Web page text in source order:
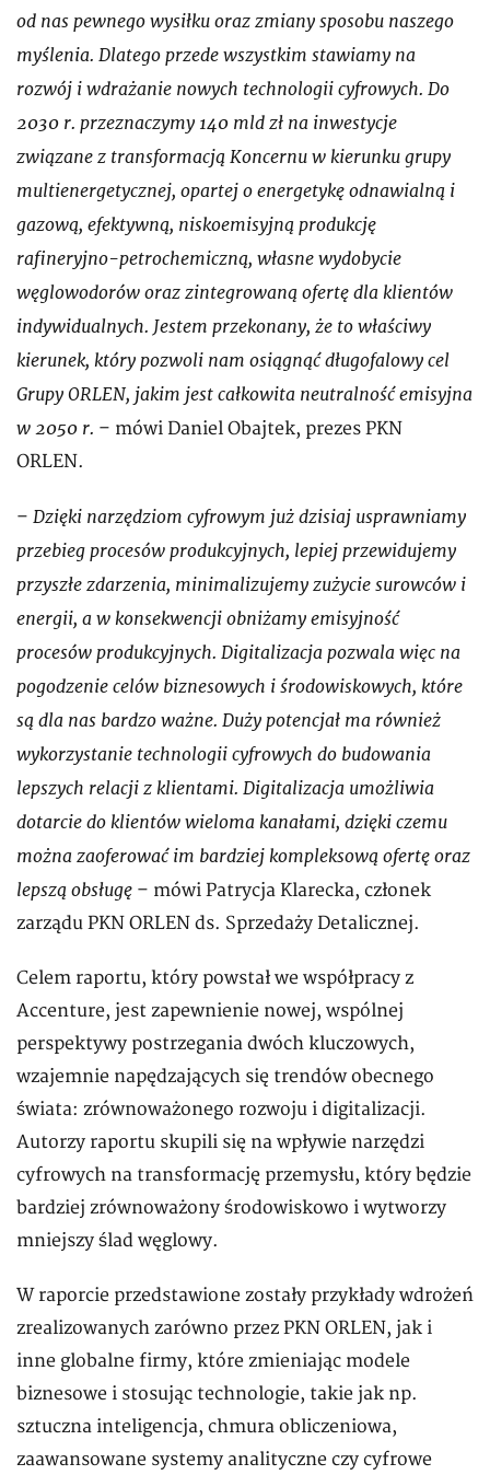
od nas pewnego wysiłku oraz zmiany sposobu naszego
myślenia. Dlatego przede wszystkim stawiamy na
rozwój i wdrażanie nowych technologii cyfrowych. Do
2030 r. przeznaczymy 140 mld zł na inwestycje
związane z transformacją Koncernu w kierunku grupy
multienergetycznej, opartej o energetykę odnawialną i
gazową, efektywną, niskoemisyjną produkcję
rafineryjno-petrochemiczną, własne wydobycie
węglowodorów oraz zintegrowaną ofertę dla klientów
indywidualnych. Jestem przekonany, że to właściwy
kierunek, który pozwoli nam osiągnąć długofalowy cel
Grupy ORLEN, jakim jest całkowita neutralność emisyjna
w 2050 r. – mówi Daniel Obajtek, prezes PKN
ORLEN.
– Dzięki narzędziom cyfrowym już dzisiaj usprawniamy
przebieg procesów produkcyjnych, lepiej przewidujemy
przyszłe zdarzenia, minimalizujemy zużycie surowców i
energii, a w konsekwencji obniżamy emisyjność
procesów produkcyjnych. Digitalizacja pozwala więc na
pogodzenie celów biznesowych i środowiskowych, które
są dla nas bardzo ważne. Duży potencjał ma również
wykorzystanie technologii cyfrowych do budowania
lepszych relacji z klientami. Digitalizacja umożliwia
dotarcie do klientów wieloma kanałami, dzięki czemu
można zaoferować im bardziej kompleksową ofertę oraz
lepszą obsługę – mówi Patrycja Klarecka, członek
zarządu PKN ORLEN ds. Sprzedaży Detalicznej.
Celem raportu, który powstał we współpracy z
Accenture, jest zapewnienie nowej, wspólnej
perspektywy postrzegania dwóch kluczowych,
wzajemnie napędzających się trendów obecnego
świata: zrównoważonego rozwoju i digitalizacji.
Autorzy raportu skupili się na wpływie narzędzi
cyfrowych na transformację przemysłu, który będzie
bardziej zrównoważony środowiskowo i wytworzy
mniejszy ślad węglowy.
W raporcie przedstawione zostały przykłady wdrożeń
zrealizowanych zarówno przez PKN ORLEN, jak i
inne globalne firmy, które zmieniając modele
biznesowe i stosując technologie, takie jak np.
sztuczna inteligencja, chmura obliczeniowa,
zaawansowane systemy analityczne czy cyfrowe